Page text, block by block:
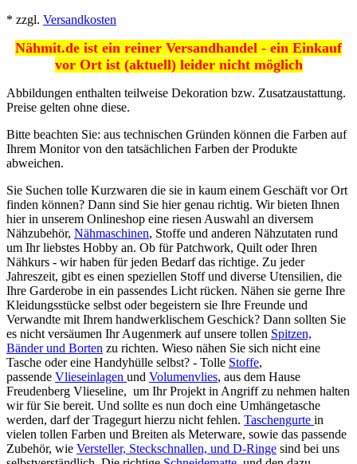
* zzgl. Versandkosten
Nähmit.de ist ein reiner Versandhandel - ein Einkauf
vor Ort ist (aktuell) leider nicht möglich
Abbildungen enthalten teilweise Dekoration bzw. Zusatzaustattung.
Preise gelten ohne diese.
Bitte beachten Sie: aus technischen Gründen können die Farben auf
Ihrem Monitor von den tatsächlichen Farben der Produkte
abweichen.
Sie Suchen tolle Kurzwaren die sie in kaum einem Geschäft vor Ort
finden können? Dann sind Sie hier genau richtig. Wir bieten Ihnen
hier in unserem Onlineshop eine riesen Auswahl an diversem
Nähzubehör, Nähmaschinen, Stoffe und anderen Nähzutaten rund
um Ihr liebstes Hobby an. Ob für Patchwork, Quilt oder Ihren
Nähkurs - wir haben für jeden Bedarf das richtige. Zu jeder
Jahreszeit, gibt es einen speziellen Stoff und diverse Utensilien, die
Ihre Garderobe in ein passendes Licht rücken. Nähen sie gerne Ihre
Kleidungsstücke selbst oder begeistern sie Ihre Freunde und
Verwandte mit Ihrem handwerklischem Geschick? Dann sollten Sie
es nicht versäumen Ihr Augenmerk auf unsere tollen Spitzen,
Bänder und Borten zu richten. Wieso nähen Sie sich nicht eine
Tasche oder eine Handyhülle selbst? - Tolle Stoffe,
passende Vlieseinlagen und Volumenvlies, aus dem Hause
Freudenberg Vlieseline, um Ihr Projekt in Angriff zu nehmen halten
wir für Sie bereit. Und sollte es nun doch eine Umhängetasche
werden, darf der Tragegurt hierzu nicht fehlen. Taschengurte in
vielen tollen Farben und Breiten als Meterware, sowie das passende
Zubehör, wie Versteller, Steckschnallen, und D-Ringe sind bei uns